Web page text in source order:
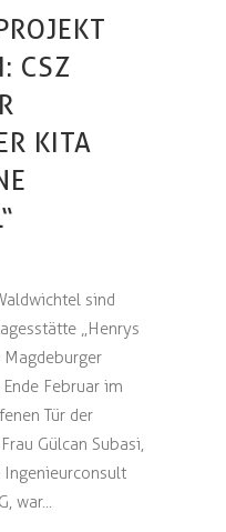
CSZ
KITA
sind
„Henrys
Februar im
Tür der
Gülcan Subasi,
Ingenieurconsult
war...